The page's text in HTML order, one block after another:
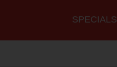
Hauptmenü
SPECIALS